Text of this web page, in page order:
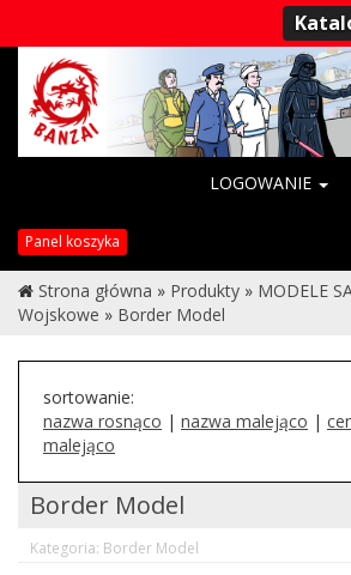
LOGOWANIE
Panel koszyka
Strona główna » Produkty » MODELE
Wojskowe » Border Model
sortowanie:
nazwa rosnąco | nazwa malejąco |
malejąco
Border Model
Kategoria: Border Model